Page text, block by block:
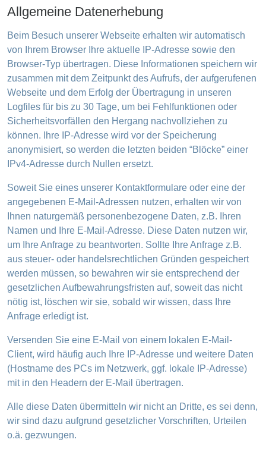
Allgemeine Datenerhebung
Beim Besuch unserer Webseite erhalten wir automatisch
von Ihrem Browser Ihre aktuelle IP-Adresse sowie den
Browser-Typ übertragen. Diese Informationen speichern wir
zusammen mit dem Zeitpunkt des Aufrufs, der aufgerufenen
Webseite und dem Erfolg der Übertragung in unseren
Logfiles für bis zu 30 Tage, um bei Fehlfunktionen oder
Sicherheitsvorfällen den Hergang nachvollziehen zu
können. Ihre IP-Adresse wird vor der Speicherung
anonymisiert, so werden die letzten beiden “Blöcke” einer
IPv4-Adresse durch Nullen ersetzt.
Soweit Sie eines unserer Kontaktformulare oder eine der
angegebenen E-Mail-Adressen nutzen, erhalten wir von
Ihnen naturgemäß personenbezogene Daten, z.B. Ihren
Namen und Ihre E-Mail-Adresse. Diese Daten nutzen wir,
um Ihre Anfrage zu beantworten. Sollte Ihre Anfrage z.B.
aus steuer- oder handelsrechtlichen Gründen gespeichert
werden müssen, so bewahren wir sie entsprechend der
gesetzlichen Aufbewahrungsfristen auf, soweit das nicht
nötig ist, löschen wir sie, sobald wir wissen, dass Ihre
Anfrage erledigt ist.
Versenden Sie eine E-Mail von einem lokalen E-Mail-
Client, wird häufig auch Ihre IP-Adresse und weitere Daten
(Hostname des PCs im Netzwerk, ggf. lokale IP-Adresse)
mit in den Headern der E-Mail übertragen.
Alle diese Daten übermitteln wir nicht an Dritte, es sei denn,
wir sind dazu aufgrund gesetzlicher Vorschriften, Urteilen
o.ä. gezwungen.